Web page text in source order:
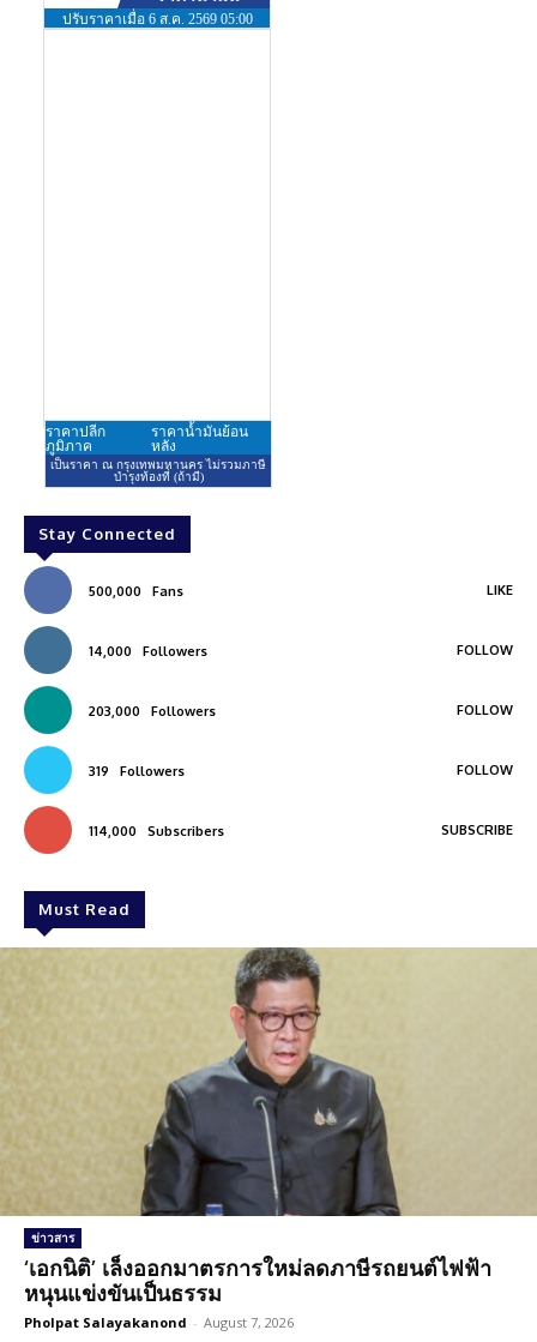
Stay Connected
500,000 Fans LIKE
14,000 Followers FOLLOW
203,000 Followers FOLLOW
319 Followers FOLLOW
114,000 Subscribers SUBSCRIBE
Must Read
ข่าวสาร
‘เอกนิติ’ เล็งออกมาตรการใหม่ลดภาษีรถยนต์ไฟฟ้า
หนุนแข่งขันเป็นธรรม
Pholpat Salayakanond - August 7, 2026